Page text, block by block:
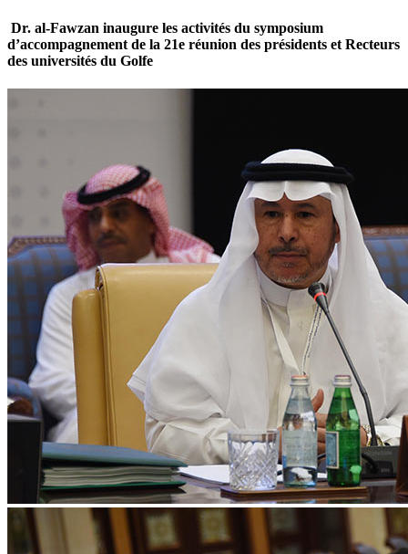
Dr. al-Fawzan inaugure les activités du symposium
d’accompagnement de la 21e réunion des présidents et Recteurs
des universités du Golfe